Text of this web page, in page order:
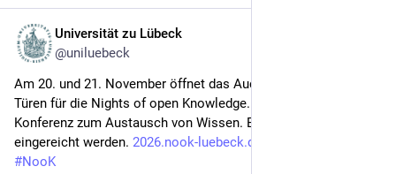
Universität zu Lübeck
@uniluebeck
Am 20. und 21. November öffnet das Audimax
Türen für die Nights of open Knowledge. Das ist eine offene
Konferenz zum Austausch von Wissen. Es können jetzt Ideen
eingereicht werden. 2026.nook-luebeck.de/
#NooK